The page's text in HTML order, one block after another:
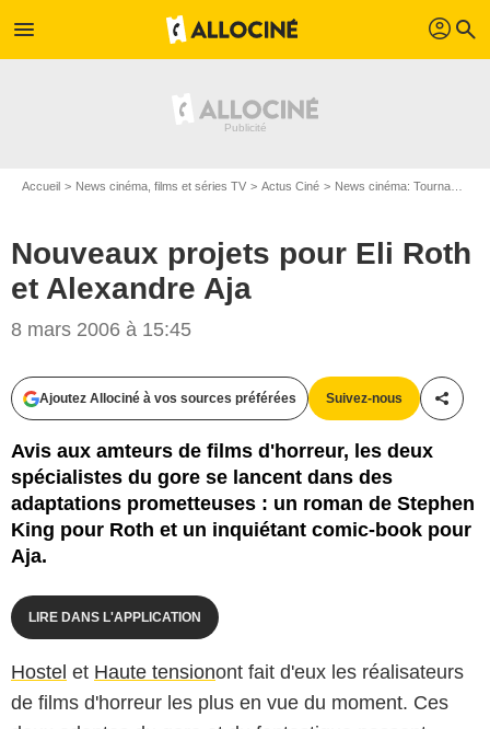
menu profil search
Accueil News cinéma, films et séries TV Actus Ciné News cinéma: Tournages
Nouveaux projets pour Eli Roth
et Alexandre Aja
8 mars 2006 à 15:45
Ajoutez Allociné à vos sources préférées Suivez-nous
Avis aux amteurs de films d'horreur, les deux
spécialistes du gore se lancent dans des
adaptations prometteuses : un roman de Stephen
King pour Roth et un inquiétant comic-book pour
Aja.
LIRE DANS L'APPLICATION
Hostel et Haute tensionont fait d'eux les réalisateurs
de films d'horreur les plus en vue du moment. Ces